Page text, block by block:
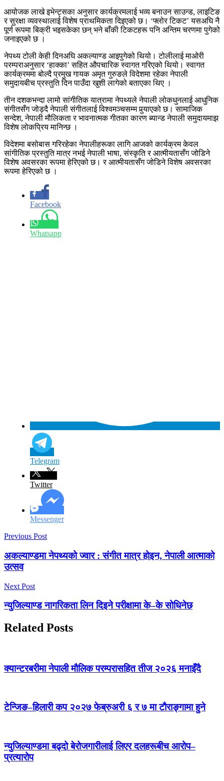
आयोजक लाखे इभेन्ट्सका अनुसार कार्यक्रमलाई भव्य बनाउन साउन्ड, लाइटिङ
र सुरक्षा व्यवस्थालाई विशेष प्राथमिकता दिइएको छ। ‘फ्लोर टिकट’ यसअघि नै
पूर्ण रूपमा बिक्री भइसकेका छन् भने बाँकी टिकटहरू पनि अन्तिम चरणमा पुगेको
जनाइएको छ ।
नेपथ्य टोली केही दिनअघि अकल्याण्ड आइपुगेको थियो। टोलीलाई माओरी
परम्पराअनुसार ‘हाक्का’ सहित औपचारिक स्वागत गरिएको थियो। स्वागत
कार्यक्रममा बोल्दै प्रमुख गायक अमृत गुरुङले विदेशमा रहेका नेपाली
समुदायबीच प्रस्तुति दिन पाउँदा खुशी लागेको बताएका थिए ।
तीन दशकभन्दा लामो सांगीतिक यात्रामा नेपथ्यले नेपाली लोकधुनलाई आधुनिक
संगीतसँग जोड्दै नेपाली संगीतलाई विश्वमञ्चसम्म पुर्‍याएको छ। सामाजिक
सन्देश, नेपाली मौलिकता र भावनात्मक गीतका कारण ब्यान्ड नेपाली समुदायमाझ
विशेष लोकप्रिय मानिन्छ ।
विदेशमा बसोबास गरिरहेका नेपालीहरूका लागि आजको कार्यक्रम केवल
सांगीतिक प्रस्तुति मात्र नभई नेपाली भाषा, संस्कृति र आत्मीयतासँग जोडिने
विशेष अवसरका रूपमा हेरिएको छ। र आत्मीयतासँग जोडिने विशेष अवसरका
रूपमा हेरिएको छ ।
Facebook
Whatsapp
Telegram
Twitter
Messenger
Previous Post
अकल्याण्डमा नेपथ्यको ज्वार : संगीत मात्र होइन, नेपाली आत्माको
उत्सव
Next Post
न्युजिल्याण्ड नागरिकता लिन दिइने परीक्षामा के–के सोधिनेछ
Related Posts
क्यान्टरबरीमा नेपाली मौलिक परम्परासहित तीज २०२६ मनाइँदै
टेन्जिङ–हिलारी कप २०२७ फेब्रुअरी ६ र ७ मा टौराङ्गामा हुने
न्युजिल्याण्डमा बढ्दो बेरोजगारीलाई लिएर दलहरूबीच आरोप–
प्रत्यारोप